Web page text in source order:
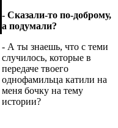
- Сказали-то по-доброму,
а подумали?
- А ты знаешь, что с теми
случилось, которые в
передаче твоего
однофамильца катили на
меня бочку на тему
истории?